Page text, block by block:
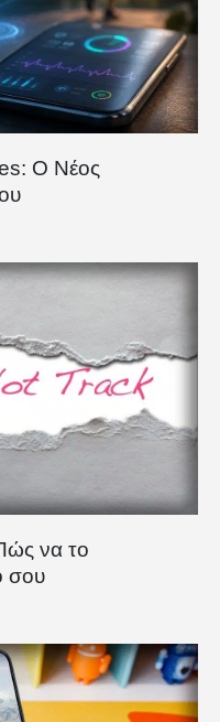
Ο Νέος
να το
σου